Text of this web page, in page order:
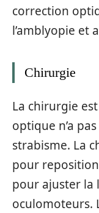
correction
l’amblyopie et
Chirurgie
La chirurgie
optique n’a
strabisme. La
pour
pour ajuster la
oculomoteurs.